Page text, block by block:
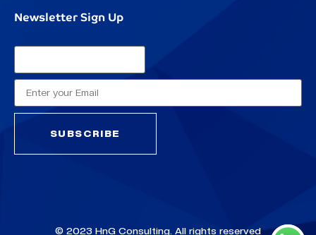
Newsletter Sign Up
© 2023 HnG Consulting. All rights reserved